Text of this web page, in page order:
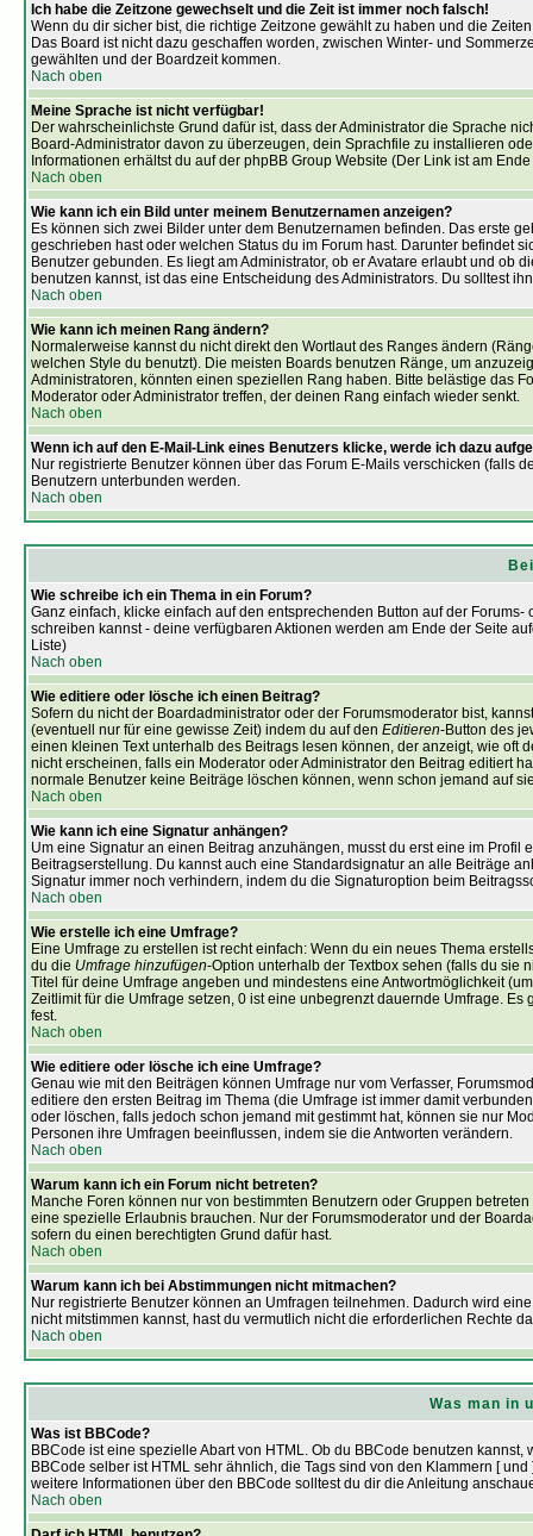
Ich habe die Zeitzone gewechselt und die Zeit ist immer noch falsch!
Wenn du dir sicher bist, die richtige Zeitzone gewählt zu haben und die
Das Board ist nicht dazu geschaffen worden, zwischen Winter- und
gewählten und der Boardzeit kommen.
Nach oben
Meine Sprache ist nicht verfügbar!
Der wahrscheinlichste Grund dafür ist, dass der Administrator die Sprache
Board-Administrator davon zu überzeugen, dein Sprachfile zu installieren
Informationen erhältst du auf der phpBB Group Website (Der Link ist am
Nach oben
Wie kann ich ein Bild unter meinem Benutzernamen anzeigen?
Es können sich zwei Bilder unter dem Benutzernamen befinden. Das erste
geschrieben hast oder welchen Status du im Forum hast. Darunter befindet
Benutzer gebunden. Es liegt am Administrator, ob er Avatare erlaubt und ob
benutzen kannst, ist das eine Entscheidung des Administrators. Du solltest
Nach oben
Wie kann ich meinen Rang ändern?
Normalerweise kannst du nicht direkt den Wortlaut des Ranges ändern
welchen Style du benutzt). Die meisten Boards benutzen Ränge, um
Administratoren, könnten einen speziellen Rang haben. Bitte belästige das
Moderator oder Administrator treffen, der deinen Rang einfach wieder senkt.
Nach oben
Wenn ich auf den E-Mail-Link eines Benutzers klicke, werde ich dazu
Nur registrierte Benutzer können über das Forum E-Mails verschicken (falls
Benutzern unterbunden werden.
Nach oben
Wie schreibe ich ein Thema in ein Forum?
Ganz einfach, klicke einfach auf den entsprechenden Button auf der
schreiben kannst - deine verfügbaren Aktionen werden am Ende der Seite
Liste)
Nach oben
Wie editiere oder lösche ich einen Beitrag?
Sofern du nicht der Boardadministrator oder der Forumsmoderator bist,
(eventuell nur für eine gewisse Zeit) indem du auf den Editieren-Button des
einen kleinen Text unterhalb des Beitrags lesen können, der anzeigt, wie oft
nicht erscheinen, falls ein Moderator oder Administrator den Beitrag editiert
normale Benutzer keine Beiträge löschen können, wenn schon jemand auf
Nach oben
Wie kann ich eine Signatur anhängen?
Um eine Signatur an einen Beitrag anzuhängen, musst du erst eine im
Beitragserstellung. Du kannst auch eine Standardsignatur an alle Beiträge
Signatur immer noch verhindern, indem du die Signaturoption beim
Nach oben
Wie erstelle ich eine Umfrage?
Eine Umfrage zu erstellen ist recht einfach: Wenn du ein neues Thema
du die Umfrage hinzufügen-Option unterhalb der Textbox sehen (falls du sie
Titel für deine Umfrage angeben und mindestens eine Antwortmöglichkeit
Zeitlimit für die Umfrage setzen, 0 ist eine unbegrenzt dauernde Umfrage.
fest.
Nach oben
Wie editiere oder lösche ich eine Umfrage?
Genau wie mit den Beiträgen können Umfrage nur vom Verfasser,
editiere den ersten Beitrag im Thema (die Umfrage ist immer damit
oder löschen, falls jedoch schon jemand mit gestimmt hat, können sie nur
Personen ihre Umfragen beeinflussen, indem sie die Antworten verändern.
Nach oben
Warum kann ich ein Forum nicht betreten?
Manche Foren können nur von bestimmten Benutzern oder Gruppen
eine spezielle Erlaubnis brauchen. Nur der Forumsmoderator und der
sofern du einen berechtigten Grund dafür hast.
Nach oben
Warum kann ich bei Abstimmungen nicht mitmachen?
Nur registrierte Benutzer können an Umfragen teilnehmen. Dadurch wird
nicht mitstimmen kannst, hast du vermutlich nicht die erforderlichen Rechte
Nach oben
Was man in
Was ist BBCode?
BBCode ist eine spezielle Abart von HTML. Ob du BBCode benutzen
BBCode selber ist HTML sehr ähnlich, die Tags sind von den Klammern [
weitere Informationen über den BBCode solltest du dir die Anleitung
Nach oben